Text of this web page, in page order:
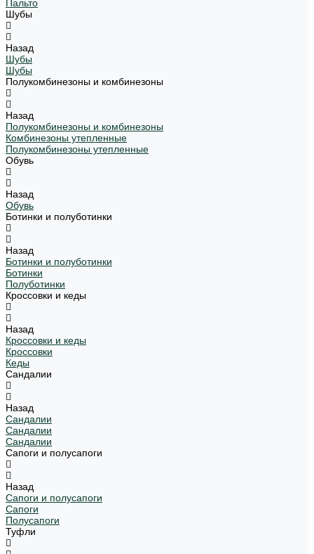
Пальто
Шубы
Назад
Шубы
Шубы
Полукомбинезоны и комбинезоны
Назад
Полукомбинезоны и комбинезоны
Комбинезоны утепленные
Полукомбинезоны утепленные
Обувь
Назад
Обувь
Ботинки и полуботинки
Назад
Ботинки и полуботинки
Ботинки
Полуботинки
Кроссовки и кеды
Назад
Кроссовки и кеды
Кроссовки
Кеды
Сандалии
Назад
Сандалии
Сандалии
Сандалии
Сапоги и полусапоги
Назад
Сапоги и полусапоги
Сапоги
Полусапоги
Туфли